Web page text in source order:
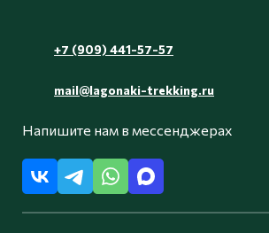
+7 (909) 441-57-57
mail@lagonaki-trekking.ru
Напишите нам в мессенджерах